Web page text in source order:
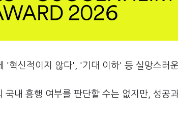
'혁신적이지 않다', '기대 이하' 등 실망스러
국내 흥행 여부를 판단할 수는 없지만, 성공